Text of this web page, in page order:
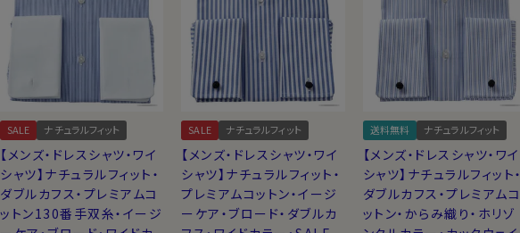
SALE ナチュラルフィット
【メンズ・ドレスシャツ・ワイ
シャツ】ナチュラルフィット・
ダブルカフス・プレミアムコ
ットン130番手双糸・イージ
SALE ナチュラルフィット
【メンズ・ドレスシャツ・ワイ
シャツ】ナチュラルフィット・
プレミアムコットン・イージ
ーケア・ブロード・ダブルカ
送料無料 ナチュラルフィット
【メンズ・ドレスシャツ・ワイ
シャツ】ナチュラルフィット・
ダブルカフス・プレミアムコ
ットン・からみ織り・ホリゾ